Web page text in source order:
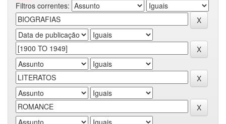
Filtros correntes: